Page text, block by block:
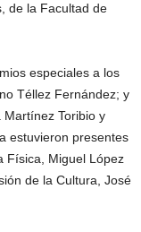
de la Facultad de
especiales a los
Téllez Fernández; y
Toribio y
estuvieron presentes
Física, Miguel López
de la Cultura, José